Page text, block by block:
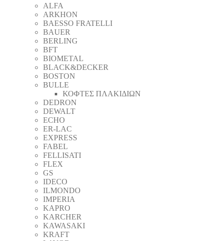
ALFA
ARKHON
BAESSO FRATELLI
BAUER
BERLING
BFT
BIOMETAL
BLACK&DECKER
BOSTON
BULLE
ΚΟΦΤΕΣ ΠΛΑΚΙΔΙΩΝ
DEDRON
DEWALT
ECHO
ER-LAC
EXPRESS
FABEL
FELLISATI
FLEX
GS
IDECO
ILMONDO
IMPERIA
KAPRO
KARCHER
KAWASAKI
KRAFT